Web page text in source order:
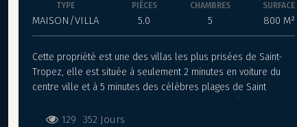
TYPE
MAISON/VILLA
PIÈCES
5.0
CHAMBRES
5
SURFACE
800 M²
Cette propriété est une des villas les plus prisées de Saint-
Tropez, elle est située à seulement 2 minutes en voiture du
centre ville et à 5 minutes des célèbres plages de Saint
séjourné dans cette demeure, la villa a servie pour de
129 352 Jours